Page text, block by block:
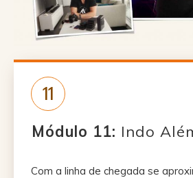
11
Módulo 11: Indo
Com a linha de chegada se